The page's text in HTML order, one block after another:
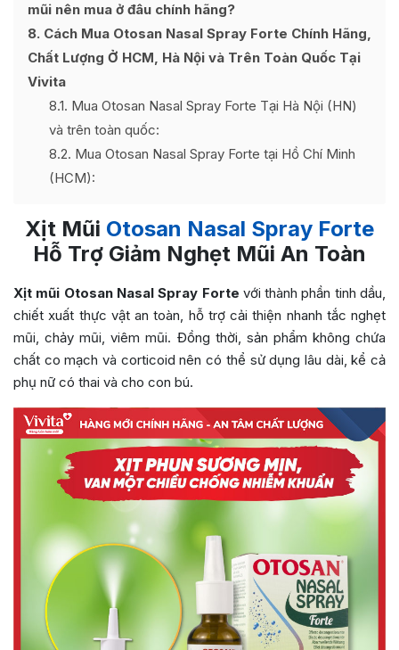
mũi nên mua ở đâu chính hãng?
8 Cách Mua Otosan Nasal Spray Forte Chính Hãng,
Chất Lượng Ở HCM, Hà Nội và Trên Toàn Quốc Tại
Vivita
8.1 Mua Otosan Nasal Spray Forte Tại Hà Nội (HN)
và trên toàn quốc:
8.2 Mua Otosan Nasal Spray Forte tại Hồ Chí Minh
(HCM):
Xịt Mũi Otosan Nasal Spray Forte
Hỗ Trợ Giảm Nghẹt Mũi An Toàn
Xịt mũi Otosan Nasal Spray Forte với thành phần tinh dầu,
chiết xuất thực vật an toàn, hỗ trợ cải thiện nhanh tắc nghẹt
mũi, chảy mũi, viêm mũi. Đồng thời, sản phẩm không chứa
chất co mạch và corticoid nên có thể sử dụng lâu dài, kể cả
phụ nữ có thai và cho con bú.